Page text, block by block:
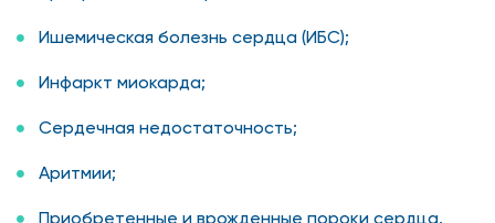
Ишемическая болезнь сердца (ИБС);
Инфаркт миокарда;
Сердечная недостаточность;
Аритмии;
Приобретенные и врожденные пороки сердца.